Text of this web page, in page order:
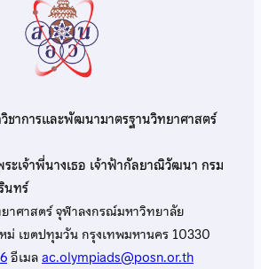
ชาการและพัฒนามาตรฐานวิทยาศาสตร์
ะเจ้าพี่นางเธอ เจ้าฟ้ากัลยาณิวัฒนา กรม
นทร์
าศาสตร์ จุฬาลงกรณ์มหาวิทยาลัย
เขตปทุมวัน กรุงเทพมหานคร 10330
อีเมลac.olympiads@posn.or.th